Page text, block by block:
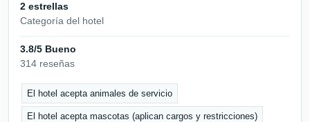
2 estrellas
Categoría del hotel
3.8/5 Bueno
314 reseñas
El hotel acepta animales de servicio
El hotel acepta mascotas (aplican cargos y restricciones)